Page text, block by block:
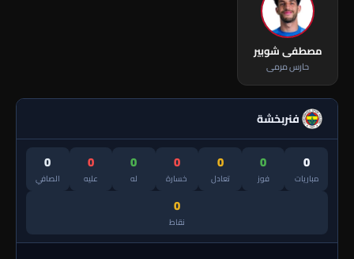
مصطفى شوبير
حارس مرمى
فنربخشة
0
مباريات
0
فوز
0
تعادل
0
خسارة
0
له
0
عليه
0
الصافي
0
نقاط